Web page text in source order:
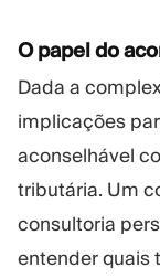
O papel do
Dada a
implicações
aconselhável
tributária. Um
consultoria
entender quais